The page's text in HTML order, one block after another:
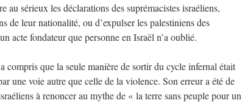
au sérieux les déclarations des suprémacistes israéliens,
de leur nationalité, ou d’expulser les palestiniens des
acte fondateur que personne en Israël n’a oublié.
que la seule manière de sortir du cycle infernal était
une voie autre que celle de la violence. Son erreur a été de
à renoncer au mythe de « la terre sans peuple pour un